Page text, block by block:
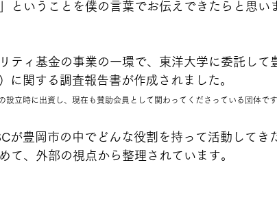
ということを僕の言葉でお伝えできたらと思い
ティ基金の事業の一環で、東洋大学に委託して
に関する調査報告書が作成されました。
立時に出資し、現在も賛助会員として関わってくださっている団体です
が豊岡市の中でどんな役割を持って活動してき
て、外部の視点から整理されています。